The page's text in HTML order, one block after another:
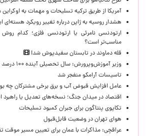
آمریکا از طریق ترکیه تسلیحات و مهمات به
هشدار روسیه به ژاپن درباره تغییر رویکرد هسته‌ای
ارتودنسی نامرئی یا ارتودنسی فلزی؛ کدام
مناسب‌تر است؟
قله دماوند در تابستان سفیدپوش شد!
وزیر آموزش‌وپرورش: سال تحصیلی آینده ۱۰۰ درصد حضوری آغاز می‌شود
تاسیسات آرامکو منفجر شد
عامل افزایش قبوض آب و برق برخی مشترکان چه
اقتصاد در میدان جنگ؛ نسخه‌های تعدیل یا راهبرد
تکاپوی پنتاگون برای جبران کمبود تسلیحات
هوای تهران در وضعیت قابل‌قبول
عراقچی: مذاکرات با عمان برای تعیین مسیر موقت